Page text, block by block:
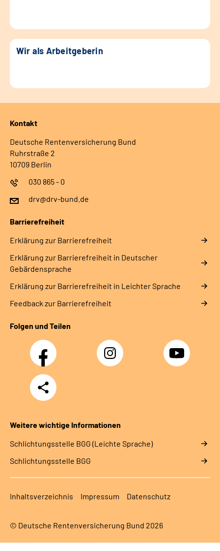
Wir als Arbeitgeberin
Kontakt
Deutsche Rentenversicherung Bund
Ruhrstraße 2
10709 Berlin
030 865 - 0
drv@drv-bund.de
Barrierefreiheit
Erklärung zur Barrierefreiheit
Erklärung zur Barrierefreiheit in Deutscher
Gebärdensprache
Erklärung zur Barrierefreiheit in Leichter Sprache
Feedback zur Barrierefreiheit
Folgen und Teilen
Facebook Instagram YouTube
Teilen
Weitere wichtige Informationen
Schlich­tungs­stel­le BGG (Leichte Sprache)
Schlich­tungs­stel­le BGG
Inhaltsverzeichnis Impressum Datenschutz
© Deutsche Rentenversicherung Bund 2026